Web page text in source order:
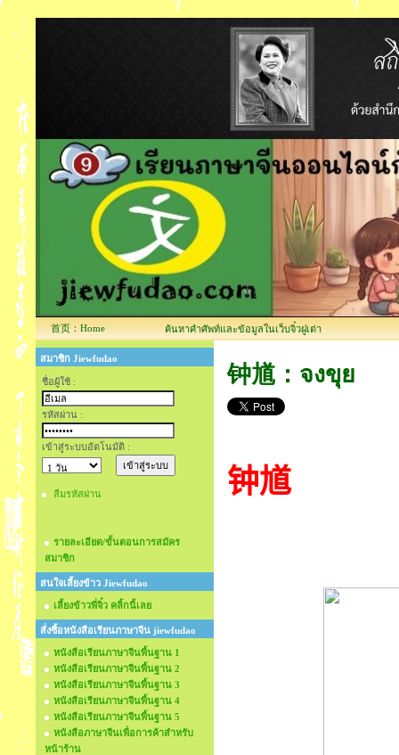
首页：Home ค้นหาคำศัพท์และข้อมูลในเว็บจิ๋วฝูเต่า
สมาชิก Jiewfudao
ชื่อผู้ใช้ :
รหัสผ่าน :
เข้าสู่ระบบอัตโนมัติ :
ลืมรหัสผ่าน
รายละเอียด/ขั้นตอนการสมัคร
สมาชิก
สนใจเลี้ยงข้าว Jiewfudao
เลี้ยงข้าวพี่จิ๋ว คลิ้กนี้เลย
สั่งซื้อหนังสือเรียนภาษาจีน jiewfudao
หนังสือเรียนภาษาจีนพื้นฐาน 1
หนังสือเรียนภาษาจีนพื้นฐาน 2
หนังสือเรียนภาษาจีนพื้นฐาน 3
หนังสือเรียนภาษาจีนพื้นฐาน 4
หนังสือเรียนภาษาจีนพื้นฐาน 5
หนังสือภาษาจีนเพื่อการค้าสำหรับ
หน้าร้าน
钟馗：จงขุย
钟馗